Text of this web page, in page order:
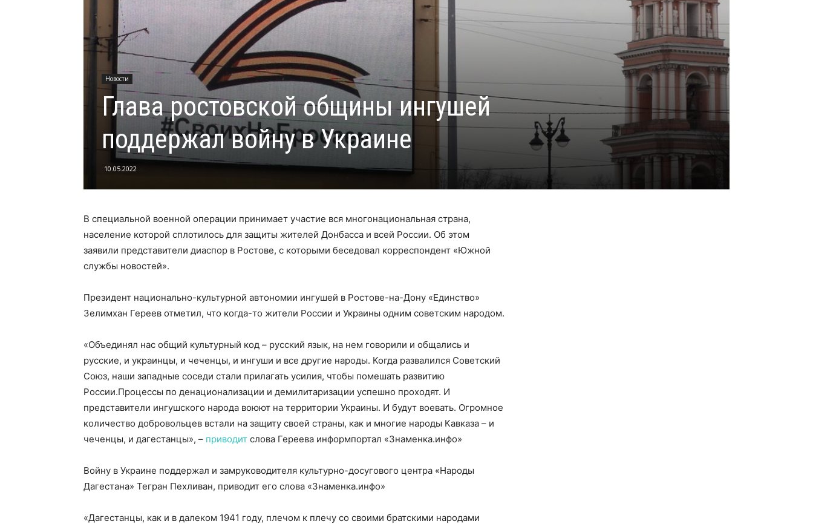
Новости
Глава ростовской общины ингушей
поддержал войну в Украине
10.05.2022
В специальной военной операции принимает участие вся многонациональная страна,
население которой сплотилось для защиты жителей Донбасса и всей России. Об этом
заявили представители диаспор в Ростове, с которыми беседовал корреспондент «Южной
службы новостей».
Президент национально-культурной автономии ингушей в Ростове-на-Дону «Единство»
Зелимхан Гереев отметил, что когда-то жители России и Украины одним советским народом.
«Объединял нас общий культурный код – русский язык, на нем говорили и общались и
русские, и украинцы, и чеченцы, и ингуши и все другие народы. Когда развалился Советский
Союз, наши западные соседи стали прилагать усилия, чтобы помешать развитию
России.Процессы по денационализации и демилитаризации успешно проходят. И
представители ингушского народа воюют на территории Украины. И будут воевать. Огромное
количество добровольцев встали на защиту своей страны, как и многие народы Кавказа – и
чеченцы, и дагестанцы», – приводит слова Гереева информпортал «Знаменка.инфо»
Войну в Украине поддержал и замруководителя культурно-досугового центра «Народы
Дагестана» Тегран Пехливан, приводит его слова «Знаменка.инфо»
«Дагестанцы, как и в далеком 1941 году, плечом к плечу со своими братскими народами